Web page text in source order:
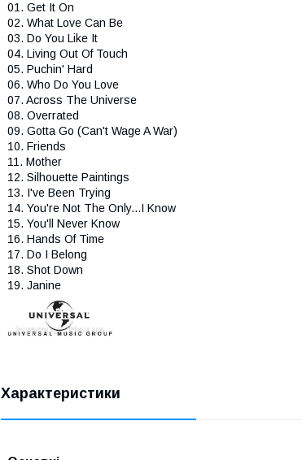
01. Get It On
02. What Love Can Be
03. Do You Like It
04. Living Out Of Touch
05. Puchin' Hard
06. Who Do You Love
07. Across The Universe
08. Overrated
09. Gotta Go (Can't Wage A War)
10. Friends
11. Mother
12. Silhouette Paintings
13. I've Been Trying
14. You're Not The Only...I Know
15. You'll Never Know
16. Hands Of Time
17. Do I Belong
18. Shot Down
19. Janine
Характеристики